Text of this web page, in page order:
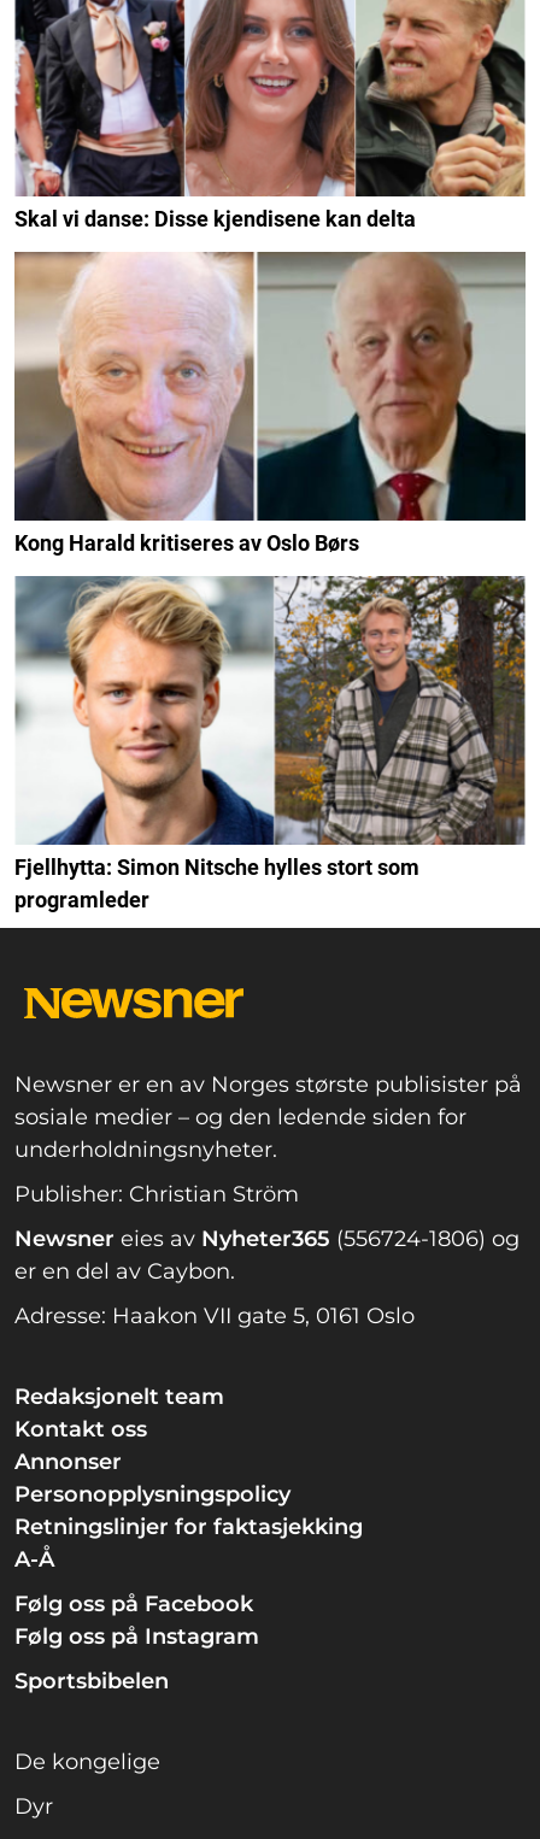
Skal vi danse: Disse kjendisene kan delta
Kong Harald kritiseres av Oslo Børs
Fjellhytta: Simon Nitsche hylles stort som
programleder
Newsner er en av Norges største publisister på
sosiale medier – og den ledende siden for
underholdningsnyheter.
Publisher: Christian Ström
Newsner eies av Nyheter365 (556724-1806) og
er en del av Caybon.
Adresse: Haakon VII gate 5, 0161 Oslo
Redaksjonelt team
Kontakt oss
Annonser
Personopplysningspolicy
Retningslinjer for faktasjekking
A-Å
Følg oss på Facebook
Følg oss på Instagram
Sportsbibelen
De kongelige
Dyr